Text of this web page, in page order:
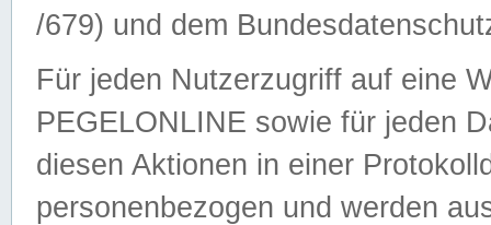
/679) und dem
Für jeden Nutzerzugriff auf eine
PEGELONLINE sowie für jeden
diesen Aktionen in einer
personenbezogen und werden